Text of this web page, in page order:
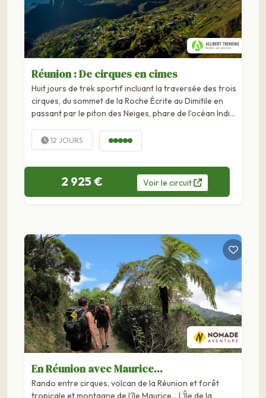
Réunion : De cirques en cimes
Huit jours de trek sportif incluant la traversée des trois
cirques, du sommet de la Roche Écrite au Dimitile en
passant par le piton des Neiges, phare de l’océan Indien
12 JOURS
2 925 € Voirle circuit
En Réunion avec Maurice...
Rando entre cirques, volcan de la Réunion et forêt
tropicale et montagne de l'île Maurice... L'Île de la